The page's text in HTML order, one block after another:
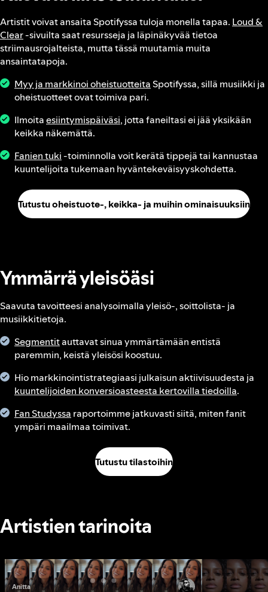
Artistit voivat ansaita Spotifyssa tuloja monella tapaa. Loud &
Clear‑sivuilta saat resursseja ja läpinäkyvää tietoa
striimausrojalteista, mutta tässä muutamia muita
ansaintatapoja.
Myy ja markkinoi oheistuotteitaSpotifyssa, sillä musiikki ja
oheistuotteet ovat toimiva pari.
Ilmoitaesiintymispäiväsi, jotta faneiltasi ei jää yksikään
keikka näkemättä.
Fanien tuki‑toiminnolla voit kerätä tippejä tai kannustaa
kuuntelijoita tukemaan hyväntekeväisyyskohdetta.
Tutustu oheistuote-, keikka- ja muihin ominaisuuksiin
Ymmärrä yleisöäsi
Saavuta tavoitteesi analysoimalla yleisö-, soittolista- ja
musiikkitietoja.
Segmentitauttavat sinua ymmärtämään entistä
paremmin, keistä yleisösi koostuu.
Hio markkinointistrategiaasi julkaisun aktiivisuudesta ja
kuuntelijoiden konversioasteesta kertovilla tiedoilla.
Fan Studyssa raportoimme jatkuvasti siitä, miten fanit
ympäri maailmaa toimivat.
Tutustu tilastoihin
Artistien tarinoita
Anitta Fana Hues